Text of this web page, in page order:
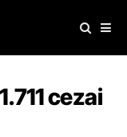
cezai